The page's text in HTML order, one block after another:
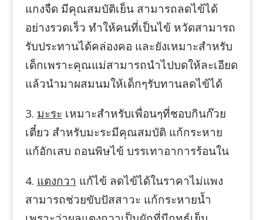
แกงจืด มีคุณสมบัติเย็น สามารถลดไข้ได้
อย่างรวดเร็ว ทำให้คนที่เป็นไข้ หวัดสามารถ
รับประทานได้คล่องคอ และยังเหมาะสำหรับ
เด็กเพราะคุณแม่สามารถนำไปบดให้ละเอียด
แล้วนำมาผสมนมให้เด็กๆรับทานลดไข้ได้
3. มะระ เหมาะสำหรับเพื่อนๆที่ชอบกินก๊วย
เตี๋ยว สำหรับมะระมีคุณสมบัติ แก้กระหาย
แก้อักเสบ ถอนพิษไข้ บรรเทาอาการร้อนใน
4. แตงกวา แก้ไข้ ลดไข้ได้ในราคาไม่แพง
สามารถช่วยขับปัสสาวะ แก้กระหายน้ำ